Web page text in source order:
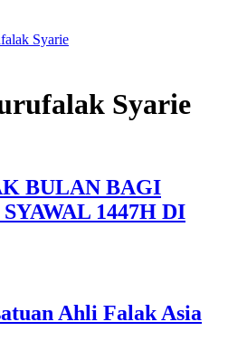
Syarie
BULAN BAGI
1447H DI
Ahli Falak Asia